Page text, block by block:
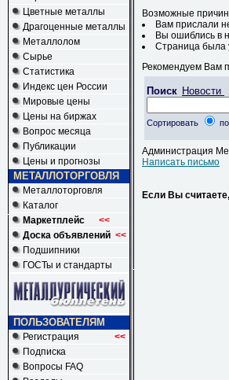
Цветные металлы
Драгоценные металлы
Металлолом
Сырье
Статистика
Индекс цен России
Мировые цены
Цены на биржах
Вопрос месяца
Публикации
Цены и прогнозы
МЕТАЛЛОТОРГОВЛЯ
Металлоторговля
Каталог
Маркетплейс
<<
Доска объявлений <<
Подшипники
ГОСТы и стандарты
ПОЛЬЗОВАТЕЛЯМ
Регистрация <<
Подписка
Вопросы FAQ
Возможные
Вам прислали
Вы ошиблись в
Страница была
Рекомендуем Вам
Поиск Новости
Сортировать
Администрация
Написать письмо
Если Вы